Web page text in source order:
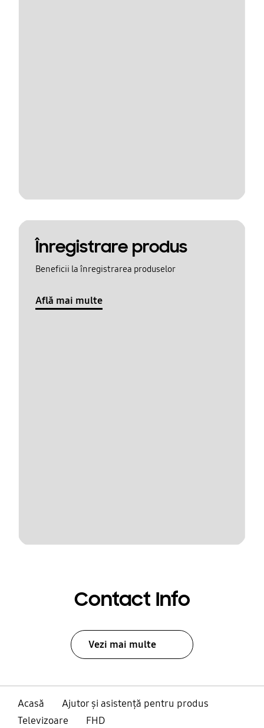
Înregistrare produs
Beneficii la înregistrarea produselor
Află mai multe
Contact Info
Vezi mai multe
Acasă
Ajutor și asistență pentru produs
Televizoare
FHD